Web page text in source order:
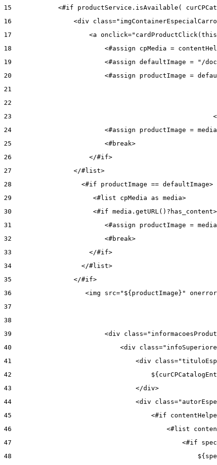
15
<#if productService.isAvailable(
16
<div
17
<a
18
<#assign cpMedia =
19
<#assign defaultImage = "/
20
<#assign productImage =
21
22
23
24
<#assign productImage =
25
                        <#break>
26
                    </#if>
27
                </#list>
28
                  <#if productImage == defaultImage>
29
                     <#list cpMedia as media>
30
<#if
31
<#assign productImage =
32
                        <#break>
33
                    </#if>
34
                  </#list>
35
                </#if>
36
<img src="${productImage}"
37
38
39
<div
40
<div
41
<div
42
43
                                </div>
44
<div
45
<#if
46
<#list
47
<#if
48